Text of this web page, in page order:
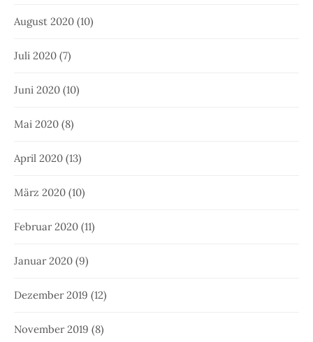
August 2020 (10)
Juli 2020 (7)
Juni 2020 (10)
Mai 2020 (8)
April 2020 (13)
März 2020 (10)
Februar 2020 (11)
Januar 2020 (9)
Dezember 2019 (12)
November 2019 (8)